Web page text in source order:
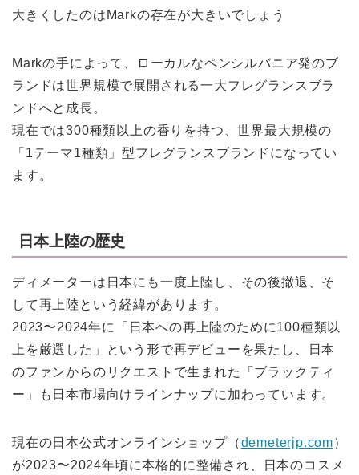
大きくしたのはMarkの存在が大きいでしょう
Markの手によって、ローカルなペンシルバニア発のブ
ランドは世界規模で展開される一大フレグランスブラ
ンドへと成長。
現在では300種類以上の香りを持つ、世界最大規模の
「1テーマ1種類」型フレグランスブランドになってい
ます。
日本上陸の歴史
ディメーターは日本にも一度上陸し、その後撤退、そ
して再上陸という経緯があります。
2023〜2024年に「日本への再上陸のために100種類以
上を厳選した」という形で再デビューを果たし、日本
のファンからのリクエストで生まれた「ブラックティ
ー」も日本市場向けラインナップに加わっています。
現在の日本公式オンラインショップ（demeterjp.com）
が2023〜2024年頃に本格的に整備され、日本のコスメ